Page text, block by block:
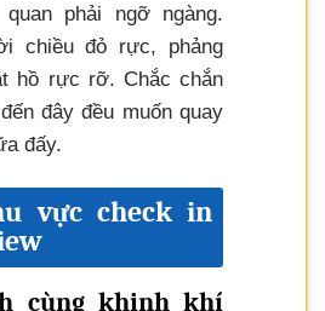
phải ngỡ ngàng.
chiều đỏ rực, phảng
hồ rực rỡ. Chắc chắn
đây đều muốn quay
đấy.
vực check in
cùng khinh khí